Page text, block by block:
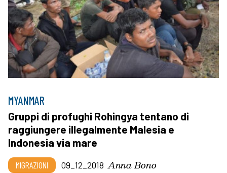
MYANMAR
Gruppi di profughi Rohingya tentano di
raggiungere illegalmente Malesia e
Indonesia via mare
MIGRAZIONI 09_12_2018 Anna Bono